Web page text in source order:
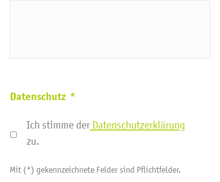
Datenschutz *
Ich stimme der Datenschutzerklärung
zu.
Mit (*) gekennzeichnete Felder sind Pflichtfelder.